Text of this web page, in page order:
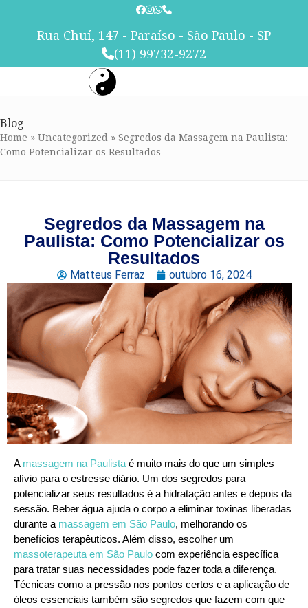
contentRua Chuí, 147 - Paraíso - São Paulo - SP
(11) 99732-9272
Blog
Home » Uncategorized » Segredos da Massagem na Paulista:
Como Potencializar os Resultados
Segredos da Massagem na
Paulista: Como Potencializar os
Resultados
Matteus Ferraz outubro 16, 2024
A massagem na Paulista é muito mais do que um simples
alívio para o estresse diário. Um dos segredos para
potencializar seus resultados é a hidratação antes e depois da
sessão. Beber água ajuda o corpo a eliminar toxinas liberadas
durante a massagem em São Paulo, melhorando os
benefícios terapêuticos. Além disso, escolher um
massoterapeuta em São Paulo com experiência específica
para tratar suas necessidades pode fazer toda a diferença.
Técnicas como a pressão nos pontos certos e a aplicação de
óleos essenciais também são segredos que fazem com que